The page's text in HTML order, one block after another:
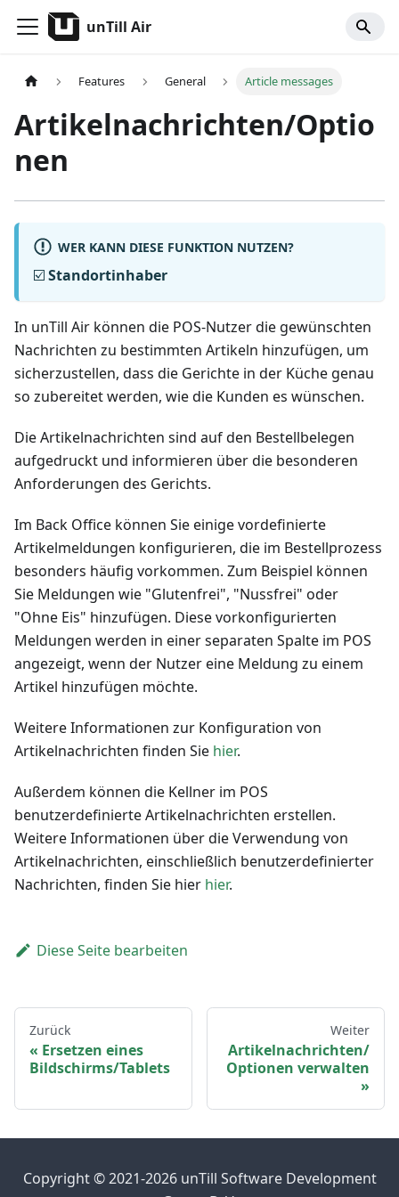
unTill Air
Features General Article messages
Artikelnachrichten/Optio
nen
WER KANN DIESE FUNKTION NUTZEN?
☑️Standortinhaber
In unTill Air können die POS-Nutzer die gewünschten
Nachrichten zu bestimmten Artikeln hinzufügen, um
sicherzustellen, dass die Gerichte in der Küche genau
so zubereitet werden, wie die Kunden es wünschen.
Die Artikelnachrichten sind auf den Bestellbelegen
aufgedruckt und informieren über die besonderen
Anforderungen des Gerichts.
Im Back Office können Sie einige vordefinierte
Artikelmeldungen konfigurieren, die im Bestellprozess
besonders häufig vorkommen. Zum Beispiel können
Sie Meldungen wie "Glutenfrei", "Nussfrei" oder
"Ohne Eis" hinzufügen. Diese vorkonfigurierten
Meldungen werden in einer separaten Spalte im POS
angezeigt, wenn der Nutzer eine Meldung zu einem
Artikel hinzufügen möchte.
Weitere Informationen zur Konfiguration von
Artikelnachrichten finden Sie hier.
Außerdem können die Kellner im POS
benutzerdefinierte Artikelnachrichten erstellen.
Weitere Informationen über die Verwendung von
Artikelnachrichten, einschließlich benutzerdefinierter
Nachrichten, finden Sie hier hier.
Diese Seite bearbeiten
Zurück
Ersetzen eines
Bildschirms/Tablets
Weiter
Artikelnachrichten/
Optionen verwalten
Copyright © 2021-2026 unTill Software Development